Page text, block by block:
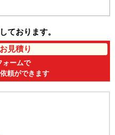
ております。
見積り
ォームで
頼ができます